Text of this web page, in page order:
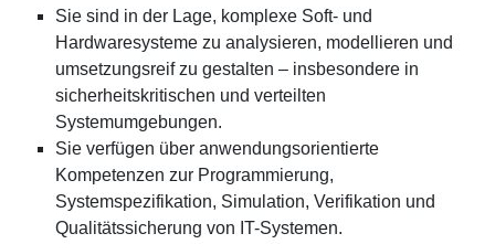
Sie sind in der Lage, komplexe Soft- und
Hardwaresysteme zu analysieren, modellieren und
umsetzungsreif zu gestalten – insbesondere in
sicherheitskritischen und verteilten
Systemumgebungen.
Sie verfügen über anwendungsorientierte
Kompetenzen zur Programmierung,
Systemspezifikation, Simulation, Verifikation und
Qualitätssicherung von IT-Systemen.